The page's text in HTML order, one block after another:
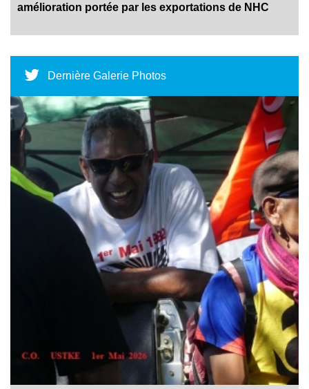
amélioration portée par les exportations de NHC
Dernière Galerie Photos